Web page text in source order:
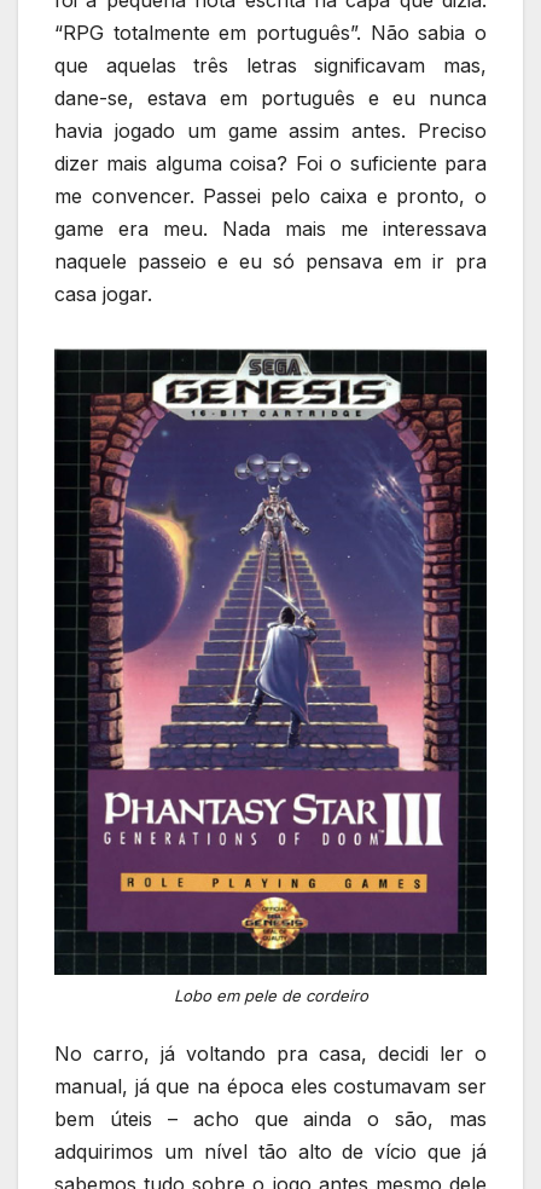
“RPG totalmente em português”. Não sabia o
que aquelas três letras significavam mas,
dane-se, estava em português e eu nunca
havia jogado um game assim antes. Preciso
dizer mais alguma coisa? Foi o suficiente para
me convencer. Passei pelo caixa e pronto, o
game era meu. Nada mais me interessava
naquele passeio e eu só pensava em ir pra
casa jogar.
Lobo em pele de cordeiro
No carro, já voltando pra casa, decidi ler o
manual, já que na época eles costumavam ser
bem úteis – acho que ainda o são, mas
adquirimos um nível tão alto de vício que já